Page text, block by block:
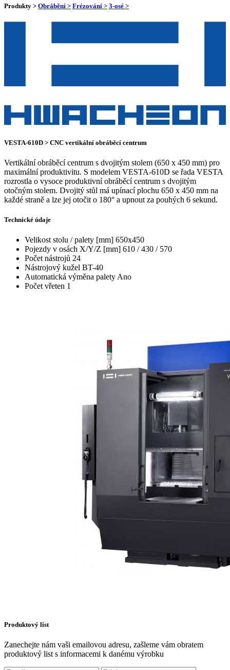
Produkty > Obrábění > Frézování > 3-osé >
VESTA-610D > CNC vertikální obráběcí centrum
Vertikální obráběcí centrum s dvojitým stolem (650 x 450 mm) pro
maximální produktivitu. S modelem VESTA-610D se řada VESTA
rozrostla o vysoce produktivní obráběcí centrum s dvojitým
otočným stolem. Dvojitý stůl má upínací plochu 650 x 450 mm na
každé straně a lze jej otočit o 180° a upnout za pouhých 6 sekund.
Technické údaje
Velikost stolu / palety [mm] 650x450
Pojezdy v osách X/Y/Z [mm] 610 / 430 / 570
Počet nástrojů 24
Nástrojový kužel BT-40
Automatická výměna palety Ano
Počet vřeten 1
Produktový list
Zanechejte nám vaši emailovou adresu, zašleme vám obratem
produktový list s informacemi k danému výrobku